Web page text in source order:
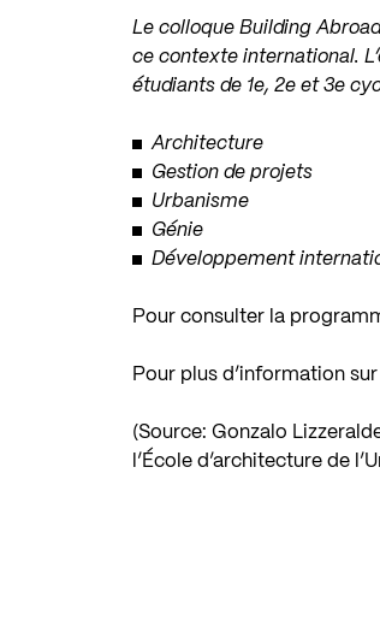
Le colloque Building
ce contexte international.
étudiants de 1e, 2e et 3e
Architecture
Gestion de projets
Urbanisme
Génie
Développement
Pour consulter la
Pour plus d’information
(Source: Gonzalo
l’École d’architecture de